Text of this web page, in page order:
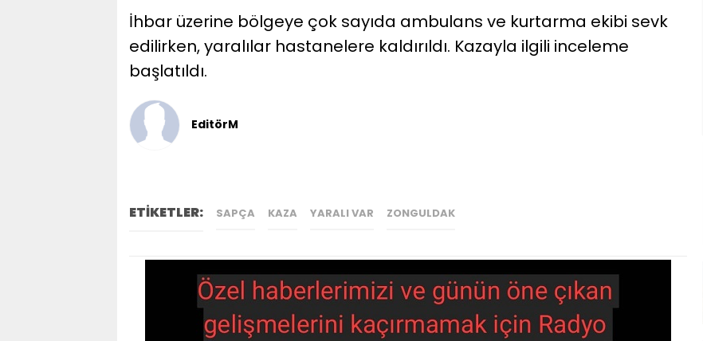
İhbar üzerine bölgeye çok sayıda ambulans ve kurtarma ekibi sevk
edilirken, yaralılar hastanelere kaldırıldı. Kazayla ilgili inceleme
başlatıldı.
EditörM
ETİKETLER: SAPÇA KAZA YARALI VAR ZONGULDAK